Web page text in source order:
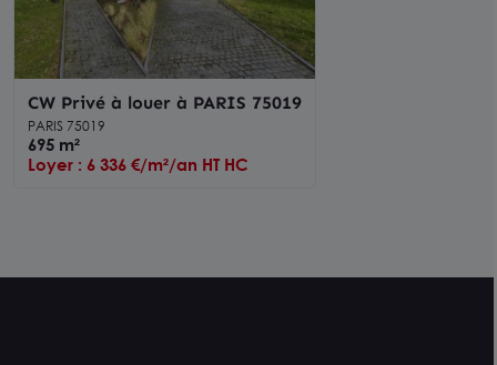
CW Privé à louer à PARIS 75019
PARIS 75019
695 m²
Loyer : 6 336 €/m²/an HT HC